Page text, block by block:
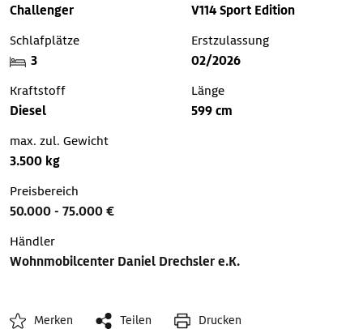
Challenger
V114 Sport Edition
Schlafplätze
3
Erstzulassung
02/2026
Kraftstoff
Diesel
Länge
599 cm
max. zul. Gewicht
3.500 kg
Preisbereich
50.000 - 75.000 €
Händler
Wohnmobilcenter Daniel Drechsler e.K.
Merken Teilen Drucken